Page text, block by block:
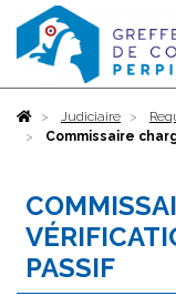
AccueilJudiciaire
Commissaire
PASSIF